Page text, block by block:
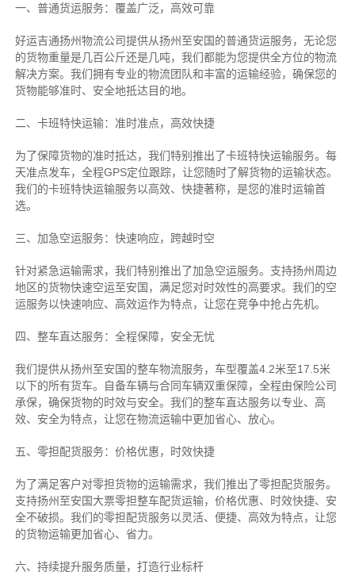
一、普通货运服务：覆盖广泛，高效可靠
好运吉通扬州物流公司提供从扬州至安国的普通货运服务，无论您
的货物重量是几百公斤还是几吨，我们都能为您提供全方位的物流
解决方案。我们拥有专业的物流团队和丰富的运输经验，确保您的
货物能够准时、安全地抵达目的地。
二、卡班特快运输：准时准点，高效快捷
为了保障货物的准时抵达，我们特别推出了卡班特快运输服务。每
天准点发车，全程GPS定位跟踪，让您随时了解货物的运输状态。
我们的卡班特快运输服务以高效、快捷著称，是您的准时运输首
选。
三、加急空运服务：快速响应，跨越时空
针对紧急运输需求，我们特别推出了加急空运服务。支持扬州周边
地区的货物快速空运至安国，满足您对时效性的高要求。我们的空
运服务以快速响应、高效运作为特点，让您在竞争中抢占先机。
四、整车直达服务：全程保障，安全无忧
我们提供从扬州至安国的整车物流服务，车型覆盖4.2米至17.5米
以下的所有货车。自备车辆与合同车辆双重保障，全程由保险公司
承保，确保货物的时效与安全。我们的整车直达服务以专业、高
效、安全为特点，让您在物流运输中更加省心、放心。
五、零担配货服务：价格优惠，时效快捷
为了满足客户对零担货物的运输需求，我们推出了零担配货服务。
支持扬州至安国大票零担整车配货运输，价格优惠、时效快捷、安
全不破损。我们的零担配货服务以灵活、便捷、高效为特点，让您
的货物运输更加省心、省力。
六、持续提升服务质量，打造行业标杆